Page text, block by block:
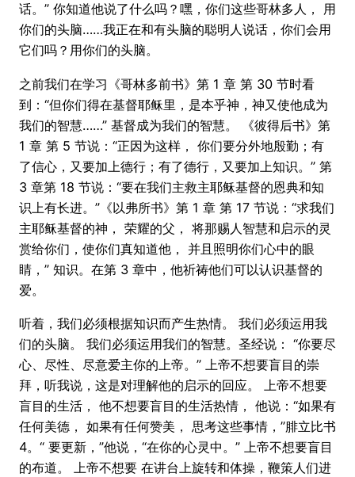
话。” 你知道他说了什么吗？嘿，你们这些哥林多人， 用
你们的头脑……我正在和有头脑的聪明人说话，你们会用
它们吗？用你们的头脑。
之前我们在学习《哥林多前书》第 1 章 第 30 节时看
到：“但你们得在基督耶稣里，是本乎神，神又使他成为
我们的智慧……” 基督成为我们的智慧。 《彼得后书》第
1 章 第 5 节说：“正因为这样， 你们要分外地殷勤；有
了信心，又要加上德行；有了德行，又要加上知识。” 第
3 章第 18 节说：“要在我们主救主耶稣基督的恩典和知
识上有长进。”《以弗所书》第 1 章 第 17 节说：“求我们
主耶稣基督的神， 荣耀的父， 将那赐人智慧和启示的灵
赏给你们，使你们真知道他， 并且照明你们心中的眼
睛，” 知识。在第 3 章中，他祈祷他们可以认识基督的
爱。
听着，我们必须根据知识而产生热情。 我们必须运用我
们的头脑。 我们必须运用我们的智慧。圣经说： “你要尽
心、尽性、尽意爱主你的上帝。” 上帝不想要盲目的崇
拜，听我说，这是对理解他的启示的回应。 上帝不想要
盲目的生活， 他不想要盲目的生活热情， 他说：“如果有
任何美德， 如果有任何赞美， 思考这些事情，”腓立比书
4。“ 要更新，”他说，“在你的心灵中。” 上帝不想要盲目
的布道。 上帝不想要 在讲台上旋转和体操，鞭策人们进